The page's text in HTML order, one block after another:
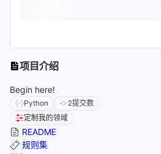
项目介绍
Begin here!
Python 2提交数
定制我的领域
README
规则集